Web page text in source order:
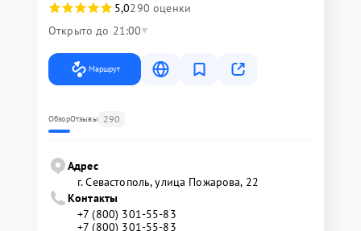
5,0290 оценки
Открыто до 21:00
Маршрут
ОбзорОтзывы 290
Адрес
г. Севастополь, улица Пожарова, 22
Контакты
+7 (800) 301-55-83
+7 (800) 301-55-83